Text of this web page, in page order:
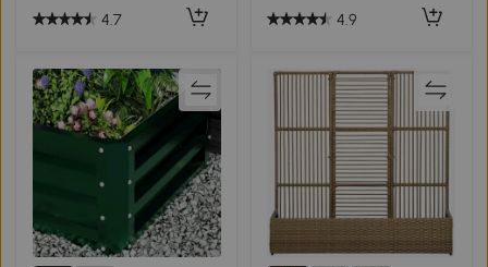
4.7 4.9